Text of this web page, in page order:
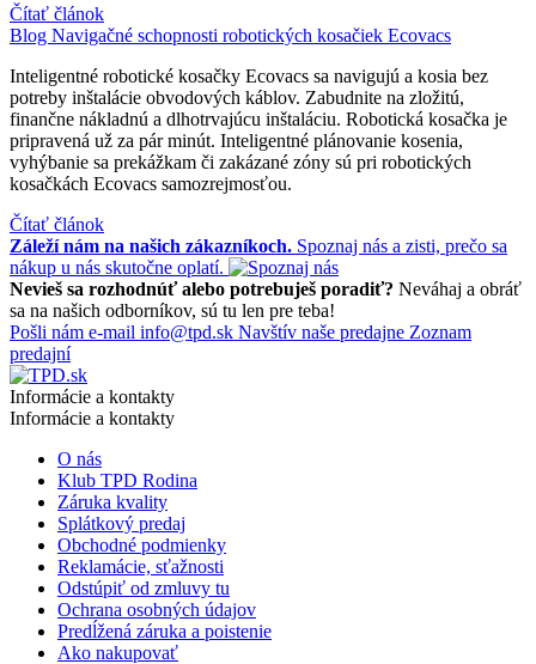
Čítať článok
Blog Navigačné schopnosti robotických kosačiek Ecovacs
Inteligentné robotické kosačky Ecovacs sa navigujú a kosia bez
potreby inštalácie obvodových káblov. Zabudnite na zložitú,
finančne nákladnú a dlhotrvajúcu inštaláciu. Robotická kosačka je
pripravená už za pár minút. Inteligentné plánovanie kosenia,
vyhýbanie sa prekážkam či zakázané zóny sú pri robotických
kosačkách Ecovacs samozrejmosťou.
Čítať článok
Záleží nám na našich zákazníkoch. Spoznaj nás a zisti, prečo sa
nákup u nás skutočne oplatí.
Nevieš sa rozhodnúť alebo potrebuješ poradiť? Neváhaj a obráť
sa na našich odborníkov, sú tu len pre teba!
Pošli nám e-mail info@tpd.sk Navštív naše predajne Zoznam
predajní
Informácie a kontakty
Informácie a kontakty
O nás
Klub TPD Rodina
Záruka kvality
Splátkový predaj
Obchodné podmienky
Reklamácie, sťažnosti
Odstúpiť od zmluvy tu
Ochrana osobných údajov
Predĺžená záruka a poistenie
Ako nakupovať